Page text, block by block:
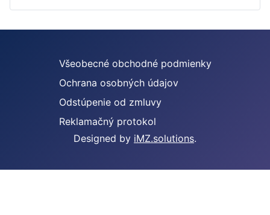
Všeobecné obchodné podmienky
Ochrana osobných údajov
Odstúpenie od zmluvy
Reklamačný protokol
Designed by iMZ.solutions.